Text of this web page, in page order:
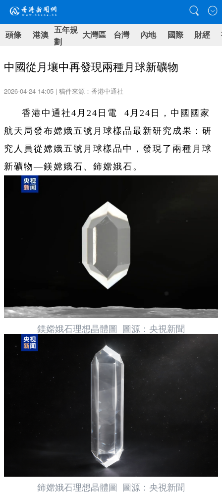
頭條 港澳 五年規
劃
大灣區 台灣 內地 國際 財經
中國從月壤中再發現兩種月球新礦物
2026-04-24 14:05 | 稿件來源：香港中通社
香港中通社4月24日電 4月24日，中國國家
航天局發布嫦娥五號月球樣品最新研究成果：研
究人員從嫦娥五號月球樣品中，發現了兩種月球
新礦物—鎂嫦娥石、鈰嫦娥石。
鎂嫦娥石理想晶體圖 圖源：央視新聞
鈰嫦娥石理想晶體圖 圖源：央視新聞